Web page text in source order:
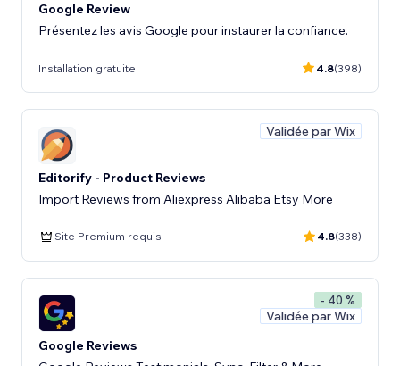
Google Review
Présentez les avis Google pour instaurer la confiance.
Installation gratuite 4.8(398)
Validée par Wix
Editorify ‑ Product Reviews
Import Reviews from Aliexpress Alibaba Etsy More
Site Premium requis 4.8(338)
- 40 %
Validée par Wix
Google Reviews